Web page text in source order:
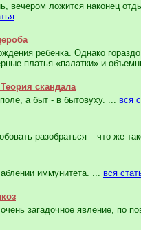
ложится наконец
ребенка. Однако
платья-«палатки» и
скандала
а быт - в бытовуху. ... вся
разобраться – что же
иммунитета. ... вся
загадочное явление, по